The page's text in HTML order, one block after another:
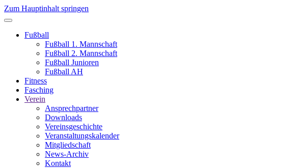
Zum Hauptinhalt springen
Fußball
Fußball 1. Mannschaft
Fußball 2. Mannschaft
Fußball Junioren
Fußball AH
Fitness
Fasching
Verein
Ansprechpartner
Downloads
Vereinsgeschichte
Veranstaltungskalender
Mitgliedschaft
News-Archiv
Kontakt